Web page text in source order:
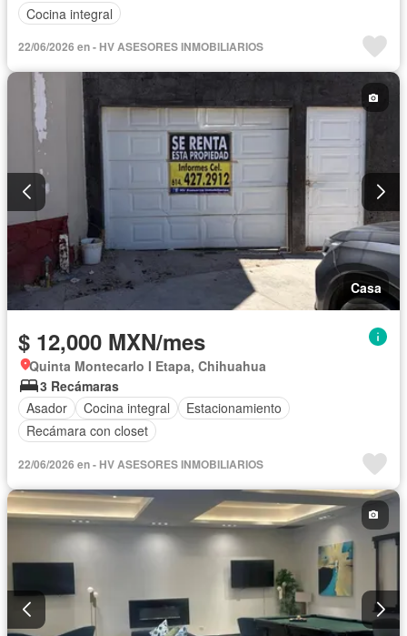
Cocina integral
22/06/2026 en - HV ASESORES INMOBILIARIOS
Casa
$ 12,000 MXN/mes
Quinta Montecarlo I Etapa, Chihuahua
3 Recámaras
Asador
Cocina integral
Estacionamiento
Recámara con closet
22/06/2026 en - HV ASESORES INMOBILIARIOS